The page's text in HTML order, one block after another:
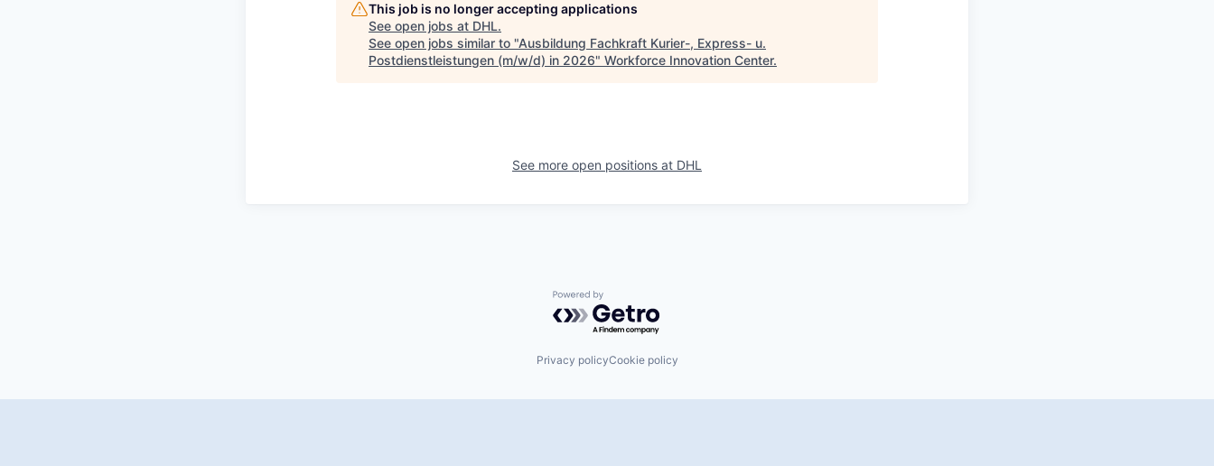
This job is no longer accepting applications
See open jobs at DHL.
See open jobs similar to "Ausbildung Fachkraft Kurier-, Express- u.
Postdienstleistungen (m/w/d) in 2026" Workforce Innovation Center.
See more open positions at DHL
Powered by Getro.com
Privacy policyCookie policy